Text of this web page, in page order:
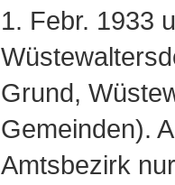
1. Febr. 1933
Grund,
Gemeinden).
Amtsbezirk